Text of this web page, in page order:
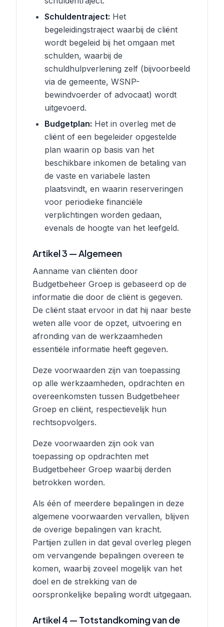
Schuldentraject: Het
begeleidingstraject waarbij de cliënt
wordt begeleid bij het omgaan met
schulden, waarbij de
schuldhulpverlening zelf (bijvoorbeeld
via de gemeente, WSNP-
bewindvoerder of advocaat) wordt
uitgevoerd.
Budgetplan: Het in overleg met de
cliënt of een begeleider opgestelde
plan waarin op basis van het
beschikbare inkomen de betaling van
de vaste en variabele lasten
plaatsvindt, en waarin reserveringen
voor periodieke financiële
verplichtingen worden gedaan,
evenals de hoogte van het leefgeld.
Artikel 3 — Algemeen
Aanname van cliënten door
Budgetbeheer Groep is gebaseerd op de
informatie die door de cliënt is gegeven.
De cliënt staat ervoor in dat hij naar beste
weten alle voor de opzet, uitvoering en
afronding van de werkzaamheden
essentiële informatie heeft gegeven.
Deze voorwaarden zijn van toepassing
op alle werkzaamheden, opdrachten en
overeenkomsten tussen Budgetbeheer
Groep en cliënt, respectievelijk hun
rechtsopvolgers.
Deze voorwaarden zijn ook van
toepassing op opdrachten met
Budgetbeheer Groep waarbij derden
betrokken worden.
Als één of meerdere bepalingen in deze
algemene voorwaarden vervallen, blijven
de overige bepalingen van kracht.
Partijen zullen in dat geval overleg plegen
om vervangende bepalingen overeen te
komen, waarbij zoveel mogelijk van het
doel en de strekking van de
oorspronkelijke bepaling wordt uitgegaan.
Artikel 4 — Totstandkoming van de